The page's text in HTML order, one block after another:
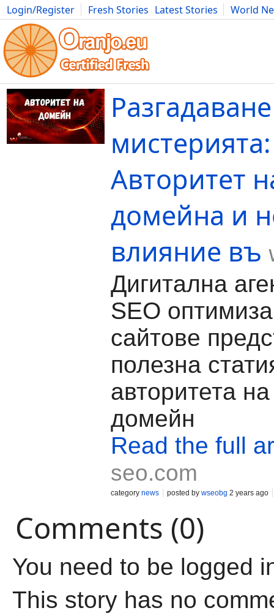
Login/Register Fresh Stories Latest Stories
World
Movies Anime Music Art Cars Advice Science
мистерията:
Авторитет
домейна и
влияние въ
Дигитална
SEO
сайтове
полезна
авторитета
домейн
Read the full
seo.com
category news posted by wseobg 2 years ago
Comments (0)
You need to be logged
This story has no